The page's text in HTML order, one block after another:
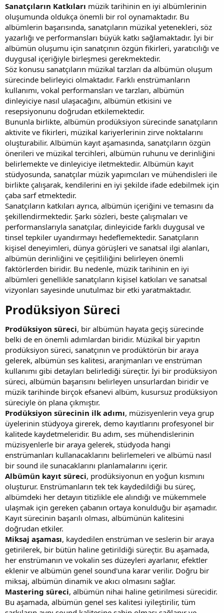
Sanatçıların Katkıları müzik tarihinin en iyi albümlerinin
oluşumunda oldukça önemli bir rol oynamaktadır. Bu
albümlerin başarısında, sanatçıların müzikal yetenekleri, söz
yazarlığı ve performansları büyük katkı sağlamaktadır. İyi bir
albümün oluşumu için sanatçının özgün fikirleri, yaratıcılığı ve
duygusal içeriğiyle birleşmesi gerekmektedir.
Söz konusu sanatçıların müzikal tarzları da albümün oluşum
sürecinde belirleyici olmaktadır. Farklı enstrümanların
kullanımı, vokal performansları ve tarzları, albümün
dinleyiciye nasıl ulaşacağını, albümün etkisini ve
resepsiyonunu doğrudan etkilemektedir.
Bununla birlikte, albümün prodüksiyon sürecinde sanatçıların
aktivite ve fikirleri, müzikal kariyerlerinin zirve noktalarını
oluşturabilir. Albümün kayıt aşamasında, sanatçıların özgün
önerileri ve müzikal tercihleri, albümün ruhunu ve derinliğini
belirlemekte ve dinleyiciye iletmektedir. Albümün kayıt
stüdyosunda, sanatçılar müzik yapımcıları ve mühendisleri ile
birlikte çalışarak, kendilerini en iyi şekilde ifade edebilmek için
çaba sarf etmektedir.
Sanatçıların katkıları ayrıca, albümün içeriğini ve temasını da
şekillendirmektedir. Şarkı sözleri, beste çalışmaları ve
performanslarıyla sanatçılar, dinleyicide farklı duygusal ve
tinsel tepkiler uyandırmayı hedeflemektedir. Sanatçıların
kişisel deneyimleri, dünya görüşleri ve sanatsal ilgi alanları,
albümün derinliğini ve çeşitliliğini belirleyen önemli
faktörlerden biridir. Bu nedenle, müzik tarihinin en iyi
albümleri genellikle sanatçıların kişisel katkıları ve sanatsal
vizyonları sayesinde unutulmaz bir etki yaratmaktadır.
Prodüksiyon Süreci​
Prodüksiyon süreci, bir albümün hayata geçiş sürecinde
belki de en önemli adımlardan biridir. Müzikal bir yapıtın
prodüksiyon süreci, sanatçının ve prodüktörün bir araya
gelerek, albümün ses kalitesi, aranjmanları ve enstrüman
kullanımı gibi detayları belirlediği süreçtir. İyi bir prodüksiyon
süreci, albümün başarısını belirleyen unsurlardan biridir ve
müzik tarihinde birçok efsanevi albüm, kusursuz prodüksiyon
süreciyle ön plana çıkmıştır.
Prodüksiyon sürecinin ilk adımı, müzisyenlerin veya grup
üyelerinin stüdyoya girerek, demo kayıtlarını profesyonel bir
kalitede kaydetmeleridir. Bu adım, ses mühendislerinin
müzisyenlerle bir araya gelerek, stüdyoda hangi
enstrümanları kullanacaklarını belirlemeleri ve albümü nasıl
bir sound ile sunacaklarını planlamalarını içerir.
Albümün kayıt süreci, prodüksiyonun en yoğun kısmını
oluşturur. Enstrümanların tek tek kaydedildiği bu süreç,
albümdeki her detayın titizlikle ele alındığı ve mükemmele
ulaşmak için gereken çabanın ortaya konulduğu bir aşamadır.
Kayıt sürecinin başarılı olması, albümünün kalitesini
doğrudan etkiler.
Miksaj aşaması, kaydedilen enstrüman ve seslerin bir araya
getirilerek, bir bütün haline getirildiği süreçtir. Bu aşamada,
her enstrümanın ve vokalin ses düzeyleri ayarlanır, efektler
eklenir ve albümün genel sound'una karar verilir. Doğru bir
miksaj, albümün dinamik ve akıcı olmasını sağlar.
Mastering süreci, albümün nihai haline getirilmesi sürecidir.
Bu aşamada, albümün genel ses kalitesi iyileştirilir, tüm